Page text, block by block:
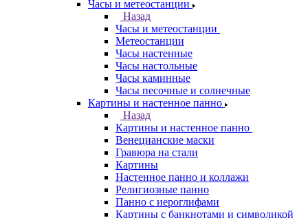
Часы и метеостанции
Назад
Часы и метеостанции
Метеостанции
Часы настенные
Часы настольные
Часы каминные
Часы песочные и солнечные
Картины и настенное панно
Назад
Картины и настенное панно
Венецианские маски
Гравюра на стали
Картины
Настенное панно и коллажи
Религиозные панно
Панно с иероглифами
Картины с банкнотами и символикой